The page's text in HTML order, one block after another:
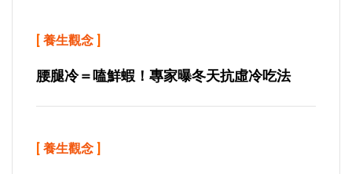
[ 養生觀念 ]
腰腿冷＝嗑鮮蝦！專家曝冬天抗虛冷吃法
[ 養生觀念 ]